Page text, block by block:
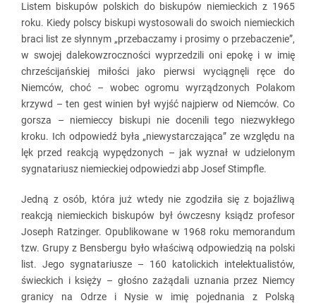
Listem biskupów polskich do biskupów niemieckich z 1965
roku. Kiedy polscy biskupi wystosowali do swoich niemieckich
braci list ze słynnym „przebaczamy i prosimy o przebaczenie”,
w swojej dalekowzroczności wyprzedzili oni epokę i w imię
chrześcijańskiej miłości jako pierwsi wyciągnęli ręce do
Niemców, choć – wobec ogromu wyrządzonych Polakom
krzywd – ten gest winien był wyjść najpierw od Niemców. Co
gorsza – niemieccy biskupi nie docenili tego niezwykłego
kroku. Ich odpowiedź była „niewystarczająca” ze względu na
lęk przed reakcją wypędzonych – jak wyznał w udzielonym
sygnatariusz niemieckiej odpowiedzi abp Josef Stimpfle.
Jedną z osób, która już wtedy nie zgodziła się z bojaźliwą
reakcją niemieckich biskupów był ówczesny ksiądz profesor
Joseph Ratzinger. Opublikowane w 1968 roku memorandum
tzw. Grupy z Bensbergu było właściwą odpowiedzią na polski
list. Jego sygnatariusze – 160 katolickich intelektualistów,
świeckich i księży – głośno zażądali uznania przez Niemcy
granicy na Odrze i Nysie w imię pojednania z Polską